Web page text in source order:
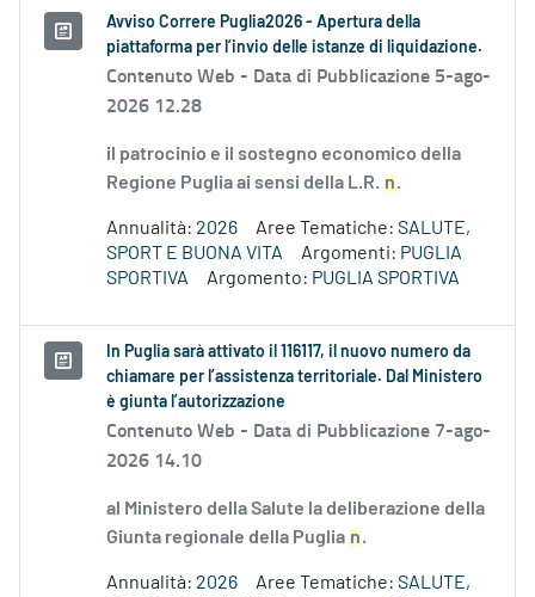
Avviso Correre Puglia2026 - Apertura della
piattaforma per l’invio delle istanze di liquidazione.
Contenuto Web - Data di Pubblicazione 5-ago-
2026 12.28
il patrocinio e il sostegno economico della
Regione Puglia ai sensi della L.R. n.
Annualità: 2026 Aree Tematiche: SALUTE,
SPORT E BUONA VITA
Argomenti: PUGLIA
SPORTIVA
Argomento: PUGLIA SPORTIVA
In Puglia sarà attivato il 116117, il nuovo numero da
chiamare per l’assistenza territoriale. Dal Ministero
è giunta l’autorizzazione
Contenuto Web - Data di Pubblicazione 7-ago-
2026 14.10
al Ministero della Salute la deliberazione della
Giunta regionale della Puglia n.
Annualità: 2026 Aree Tematiche: SALUTE,